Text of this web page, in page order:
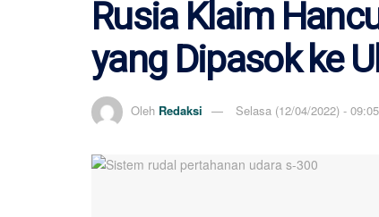
Rusia Klaim
yang Dipasok ke
Oleh Redaksi Selasa (12/04/2022) -